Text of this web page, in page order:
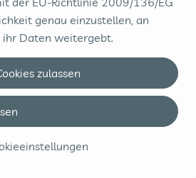
0,00 €
Olivenöl - 0,5l
genau einzustellen, an
Daten weitergebt.
zulassen